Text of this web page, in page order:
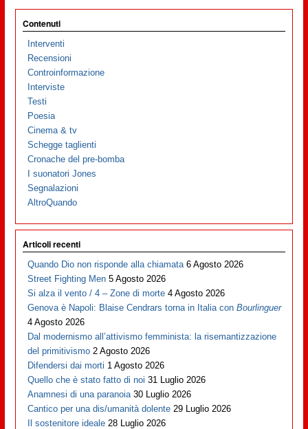
Contenuti
Interventi
Recensioni
Controinformazione
Interviste
Testi
Poesia
Cinema & tv
Schegge taglienti
Cronache del pre-bomba
I suonatori Jones
Segnalazioni
AltroQuando
Articoli recenti
Quando Dio non risponde alla chiamata 6 Agosto 2026
Street Fighting Men 5 Agosto 2026
Si alza il vento / 4 – Zone di morte 4 Agosto 2026
Genova è Napoli: Blaise Cendrars torna in Italia conBourlinguer
4 Agosto 2026
Dal modernismo all’attivismo femminista: la risemantizzazione
del primitivismo 2 Agosto 2026
Difendersi dai morti 1 Agosto 2026
Quello che è stato fatto di noi 31 Luglio 2026
Anamnesi di una paranoia 30 Luglio 2026
Cantico per una dis/umanità dolente 29 Luglio 2026
Il sostenitore ideale 28 Luglio 2026